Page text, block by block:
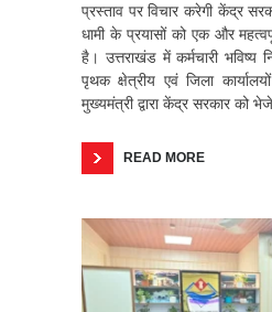
प्रस्ताव पर विचार करेगी केंद्र
धामी के प्रयासों को एक और
है। उत्तराखंड में कर्मचारी
पृथक क्षेत्रीय एवं जिला
मुख्यमंत्री द्वारा केंद्र सरकार को भेजे
READ MORE